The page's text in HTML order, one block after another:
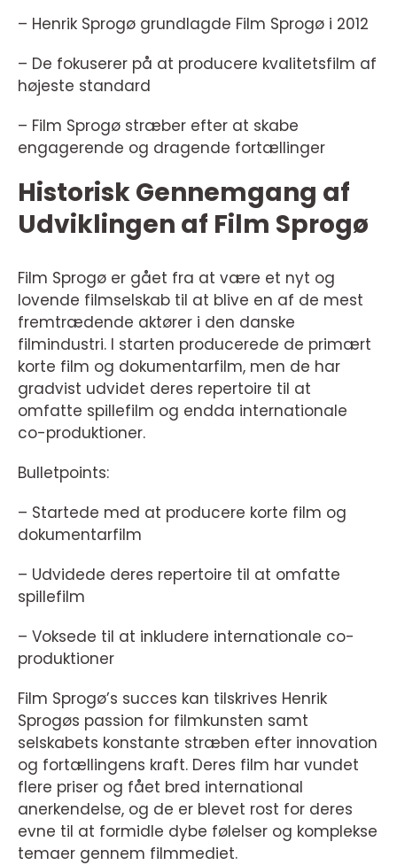
– Henrik Sprogø grundlagde Film Sprogø i 2012
– De fokuserer på at producere kvalitetsfilm af
højeste standard
– Film Sprogø stræber efter at skabe
engagerende og dragende fortællinger
Historisk Gennemgang af
Udviklingen af Film Sprogø
Film Sprogø er gået fra at være et nyt og
lovende filmselskab til at blive en af de mest
fremtrædende aktører i den danske
filmindustri. I starten producerede de primært
korte film og dokumentarfilm, men de har
gradvist udvidet deres repertoire til at
omfatte spillefilm og endda internationale
co-produktioner.
Bulletpoints:
– Startede med at producere korte film og
dokumentarfilm
– Udvidede deres repertoire til at omfatte
spillefilm
– Voksede til at inkludere internationale co-
produktioner
Film Sprogø’s succes kan tilskrives Henrik
Sprogøs passion for filmkunsten samt
selskabets konstante stræben efter innovation
og fortællingens kraft. Deres film har vundet
flere priser og fået bred international
anerkendelse, og de er blevet rost for deres
evne til at formidle dybe følelser og komplekse
temaer gennem filmmediet.